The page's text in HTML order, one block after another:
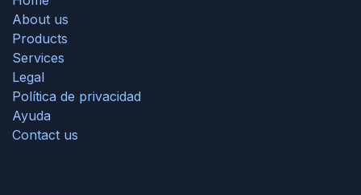
About us
Products
Services
Legal
Política de privacidad
Ayuda
Contact us